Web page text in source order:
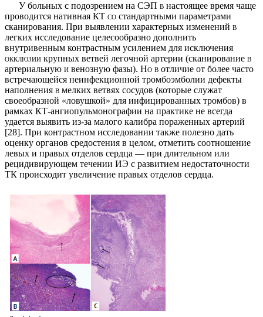
У больных с подозрением на СЭП в настоящее время чаще
проводится нативная КТ со стандартными параметрами
сканирования. При выявлении характер­ных изменений в
легких исследование целесообразно дополнить
внутривенным контрастным усилением для исключения
окклюзии крупных ветвей легочной артерии (сканирование в
артериальную и венозную фазы). Но в отличие от более часто
встречающейся неинфекционной тромбоэмболии дефекты
наполне­ния в мелких ветвях сосудов (которые служат
своеобразной «ловушкой» для инфицированных тромбов) в
рамках КТ-ангиопульмонографии на практике не всегда
удается выявить из-за малого калибра пора­женных артерий
[28]. При контрастном исследовании также полезно дать
оценку органов средостения в целом, отметить соотношение
левых и правых отделов сердца — при длительном или
рецидивирующем тече­нии ИЭ с развитием недостаточности
ТК происходит увеличение правых отделов сердца.